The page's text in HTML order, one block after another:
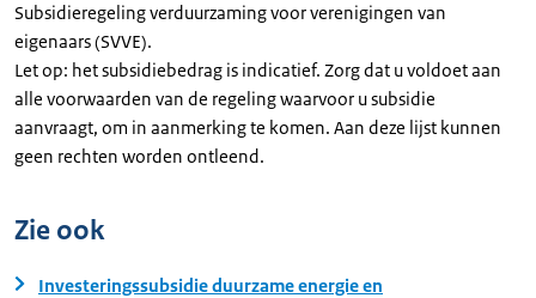
Subsidieregeling verduurzaming voor verenigingen van
eigenaars (SVVE).
Let op: het subsidiebedrag is indicatief. Zorg dat u voldoet aan
alle voorwaarden van de regeling waarvoor u subsidie
aanvraagt, om in aanmerking te komen. Aan deze lijst kunnen
geen rechten worden ontleend.
Zie ook
Investeringssubsidie duurzame energie en